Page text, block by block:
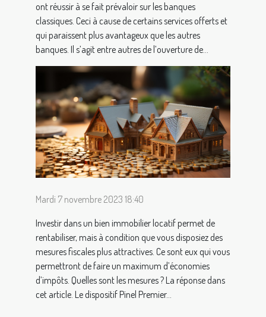
ont réussir à se fait prévaloir sur les banques
classiques. Ceci à cause de certains services offerts et
qui paraissent plus avantageux que les autres
banques. Il s’agit entre autres de l’ouverture de...
Mardi 7 novembre 2023 18:40
Investir dans un bien immobilier locatif permet de
rentabiliser, mais à condition que vous disposiez des
mesures fiscales plus attractives. Ce sont eux qui vous
permettront de faire un maximum d’économies
d’impôts. Quelles sont les mesures ? La réponse dans
cet article. Le dispositif Pinel Premier...